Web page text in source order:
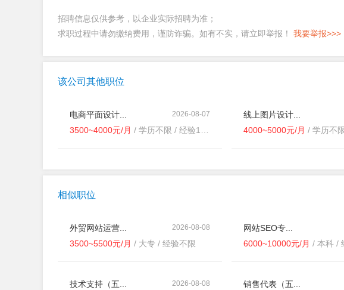
招聘信息仅供参考，以企业实际招聘为准；
求职过程中请勿缴纳费用，谨防诈骗。如有不实，请立即举报！ 我要举报>>>
该公司其他职位
2026-08-07
电商平面设计...
3500~4000元/月 / 学历不限 / 经验1-3年
线上图片设计...
4000~5000元/月 / 学历不限 /
相似职位
2026-08-08
外贸网站运营...
3500~5500元/月 / 大专 / 经验不限
网站SEO专...
6000~10000元/月 / 本科 /
2026-08-08
技术支持（五... 销售代表（五...